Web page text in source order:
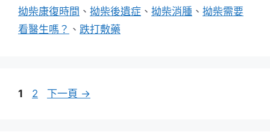
拗柴康復時間 、 拗柴後遺症 、 拗柴消腫 、 拗柴需要
看醫生嗎？ 、 跌打敷藥
頁
1
頁
2 下一頁 →